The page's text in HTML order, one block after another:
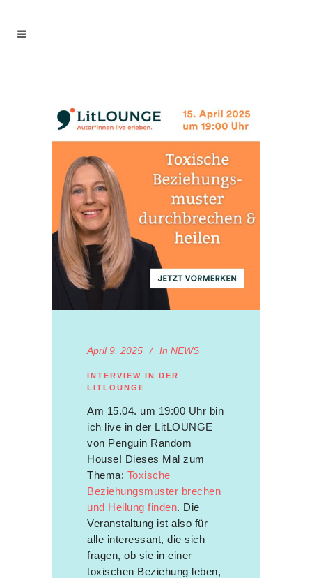
April 9, 2025 In NEWS
INTERVIEW IN DER
LITLOUNGE
Am 15.04. um 19:00 Uhr bin
ich live in der LitLOUNGE
von Penguin Random
House! Dieses Mal zum
Thema: Toxische
Beziehungsmuster brechen
und Heilung finden. Die
Veranstaltung ist also für
alle interessant, die sich
fragen, ob sie in einer
toxischen Beziehung leben,